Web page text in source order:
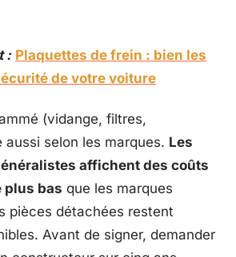
: Plaquettes de frein : bien les
de votre voiture
(vidange, filtres,
selon les marques. Les
affichent des coûts
plus bas que les marques
pièces détachées restent
Avant de signer, demander